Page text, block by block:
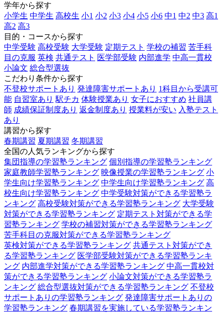
学年から探す
小学生 中学生 高校生 小1 小2 小3 小4 小5 小6 中1 中2 中3 高1
高2 高3
目的・コースから探す
中学受験 高校受験 大学受験 定期テスト 学校の補習 苦手科
目の克服 英検 共通テスト 医学部受験 内部進学 中高一貫校
小論文 総合型選抜
こだわり条件から探す
不登校サポートあり 発達障害サポートあり 1科目から受講可
能 自習室あり 駅チカ 体験授業あり 女子におすすめ 社員講
師 成績保証制度あり 返金制度あり 授業料が安い 入塾テスト
あり
講習から探す
春期講習 夏期講習 冬期講習
全国の人気ランキングから探す
集団指導の学習塾ランキング 個別指導の学習塾ランキング
家庭教師学習塾ランキング 映像授業の学習塾ランキング 小
学生向け学習塾ランキング 中学生向け学習塾ランキング 高
校生向け学習塾ランキング 中学受験対策ができる学習塾ラ
ンキング 高校受験対策ができる学習塾ランキング 大学受験
対策ができる学習塾ランキング 定期テスト対策ができる学
習塾ランキング 学校の補習対策ができる学習塾ランキング
苦手科目の克服対策ができる学習塾ランキング
英検対策ができる学習塾ランキング 共通テスト対策ができ
る学習塾ランキング 医学部受験対策ができる学習塾ランキ
ング 内部進学対策ができる学習塾ランキング 中高一貫校対
策ができる学習塾ランキング 小論文対策ができる学習塾ラ
ンキング 総合型選抜対策ができる学習塾ランキング 不登校
サポートありの学習塾ランキング 発達障害サポートありの
学習塾ランキング 春期講習を実施している学習塾ランキン